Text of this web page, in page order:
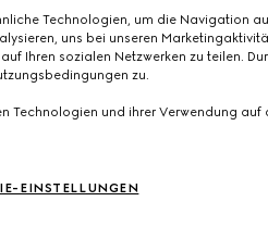
Technologien, um die Navigation
uns bei unseren
Ihren sozialen Netzwerken zu teilen.
zu.
Technologien und ihrer Verwendung auf
EINSTELLUNGEN